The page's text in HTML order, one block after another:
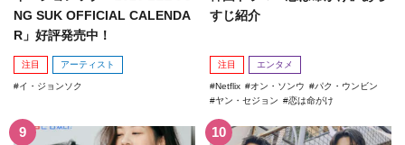
NG SUK OFFICIAL CALENDA
R」好評発売中！
注目 アーティスト
イ・ジョンソク
すじ紹介
注目 エンタメ
Netflix オン・ソンウ
パク・ウンビン
ヤン・セジョン
恋は命がけ